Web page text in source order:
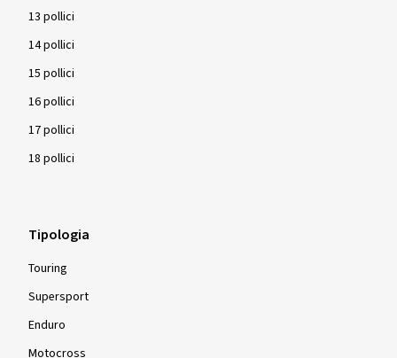
13 pollici
14 pollici
15 pollici
16 pollici
17 pollici
18 pollici
Tipologia
Touring
Supersport
Enduro
Motocross